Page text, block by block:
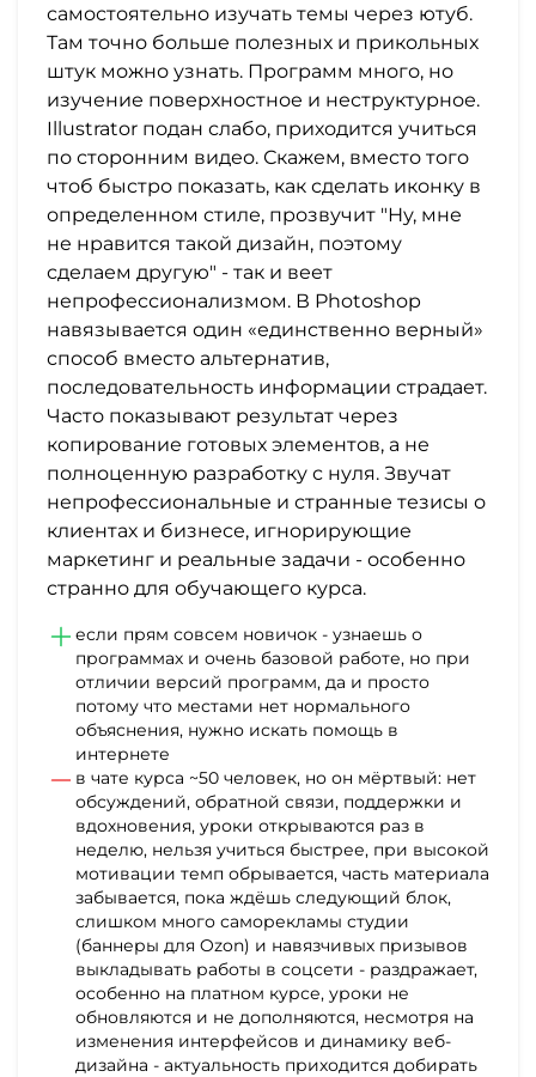
самостоятельно изучать темы через ютуб.
Там точно больше полезных и прикольных
штук можно узнать. Программ много, но
изучение поверхностное и неструктурное.
Illustrator подан слабо, приходится учиться
по сторонним видео. Скажем, вместо того
чтоб быстро показать, как сделать иконку в
определенном стиле, прозвучит "Ну, мне
не нравится такой дизайн, поэтому
сделаем другую" - так и веет
непрофессионализмом. В Photoshop
навязывается один «единственно верный»
способ вместо альтернатив,
последовательность информации страдает.
Часто показывают результат через
копирование готовых элементов, а не
полноценную разработку с нуля. Звучат
непрофессиональные и странные тезисы о
клиентах и бизнесе, игнорирующие
маркетинг и реальные задачи - особенно
странно для обучающего курса.
если прям совсем новичок - узнаешь о
программах и очень базовой работе, но при
отличии версий программ, да и просто
потому что местами нет нормального
объяснения, нужно искать помощь в
интернете
в чате курса ~50 человек, но он мёртвый: нет
обсуждений, обратной связи, поддержки и
вдохновения, уроки открываются раз в
неделю, нельзя учиться быстрее, при высокой
мотивации темп обрывается, часть материала
забывается, пока ждёшь следующий блок,
слишком много саморекламы студии
(баннеры для Ozon) и навязчивых призывов
выкладывать работы в соцсети - раздражает,
особенно на платном курсе, уроки не
обновляются и не дополняются, несмотря на
изменения интерфейсов и динамику веб-
дизайна - актуальность приходится добирать